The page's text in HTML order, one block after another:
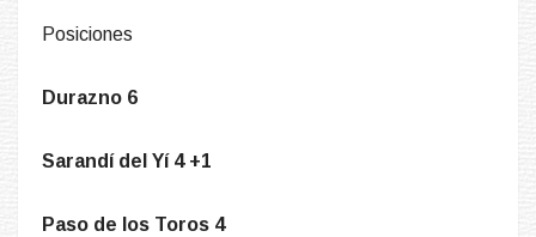
Posiciones
Durazno 6
Sarandí del Yí 4 +1
Paso de los Toros 4